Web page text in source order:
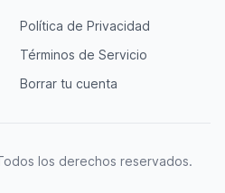
Política de Privacidad
Términos de Servicio
Borrar tu cuenta
los derechos reservados.